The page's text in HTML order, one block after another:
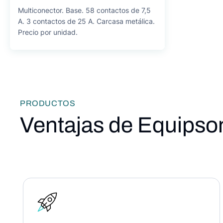
Multiconector. Base. 58 contactos de 7,5
A. 3 contactos de 25 A. Carcasa metálica.
Precio por unidad.
PRODUCTOS
Ventajas de